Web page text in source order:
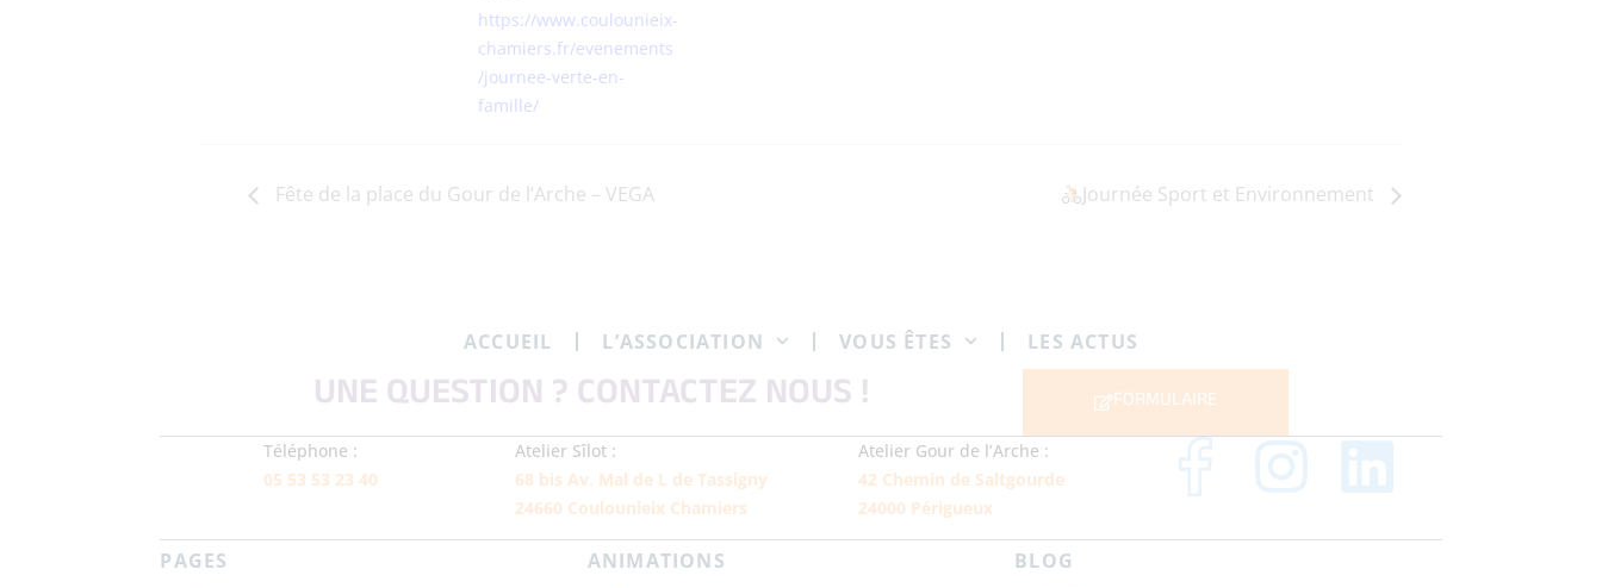
https://www.coulounieix-
chamiers.fr/evenements
/journee-verte-en-
famille/
Fête de la place du Gour de l’Arche – VEGA Journée Sport et Environnement
ACCUEIL L’ASSOCIATION VOUS ÊTES LES ACTUS
UNE QUESTION ? CONTACTEZ NOUS ! FORMULAIRE
Téléphone :
05 53 53 23 40
Atelier Sîlot :
68 bis Av. Mal de L de Tassigny
24660 Coulounieix Chamiers
Atelier Gour de l’Arche :
42 Chemin de Saltgourde
24000 Périgueux
PAGES ANIMATIONS BLOG